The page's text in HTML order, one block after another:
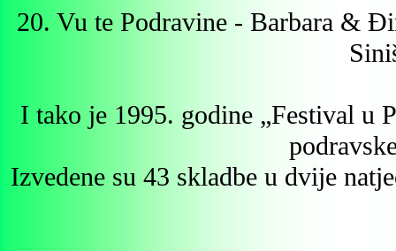
20. Vu te Podravine - Barbara &
I tako je 1995. godine „Festival u
Izvedene su 43 skladbe u dvije